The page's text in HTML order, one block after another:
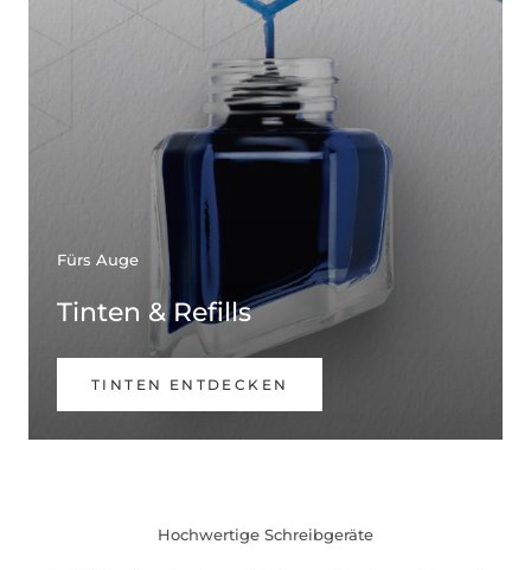
Fürs Auge
Tinten & Refills
TINTEN ENTDECKEN
Hochwertige Schreibgeräte